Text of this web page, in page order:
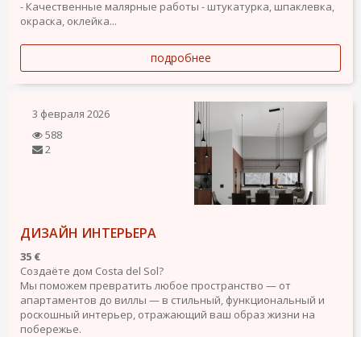
- Качественные малярные работы - штукатурка, шпаклевка,
окраска, оклейка...
подробнее
3 февраля 2026
588
2
ДИЗАЙН ИНТЕРЬЕРА
35 €
Создаёте дом Costa del Sol?
Мы поможем превратить любое пространство — от
апартаментов до виллы — в стильный, функциональный и
роскошный интерьер, отражающий ваш образ жизни на
побережье.